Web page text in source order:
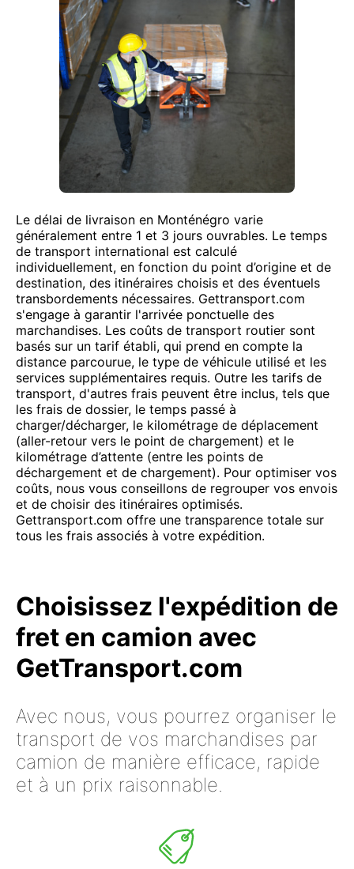
Le délai de livraison en Monténégro varie
généralement entre 1 et 3 jours ouvrables. Le temps
de transport international est calculé
individuellement, en fonction du point d’origine et de
destination, des itinéraires choisis et des éventuels
transbordements nécessaires. Gettransport.com
s'engage à garantir l'arrivée ponctuelle des
marchandises. Les coûts de transport routier sont
basés sur un tarif établi, qui prend en compte la
distance parcourue, le type de véhicule utilisé et les
services supplémentaires requis. Outre les tarifs de
transport, d'autres frais peuvent être inclus, tels que
les frais de dossier, le temps passé à
charger/décharger, le kilométrage de déplacement
(aller-retour vers le point de chargement) et le
kilométrage d’attente (entre les points de
déchargement et de chargement). Pour optimiser vos
coûts, nous vous conseillons de regrouper vos envois
et de choisir des itinéraires optimisés.
Gettransport.com offre une transparence totale sur
tous les frais associés à votre expédition.
Choisissez l'expédition de
fret en camion avec
GetTransport.com
Avec nous, vous pourrez organiser le
transport de vos marchandises par
camion de manière efficace, rapide
et à un prix raisonnable.